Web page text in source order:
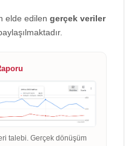
elde edilen gerçek veriler
talebi. Gerçek dönüşüm